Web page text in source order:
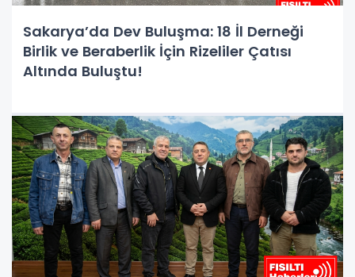
Sakarya’da Dev Buluşma: 18 İl Derneği
Birlik ve Beraberlik İçin Rizeliler Çatısı
Altında Buluştu!